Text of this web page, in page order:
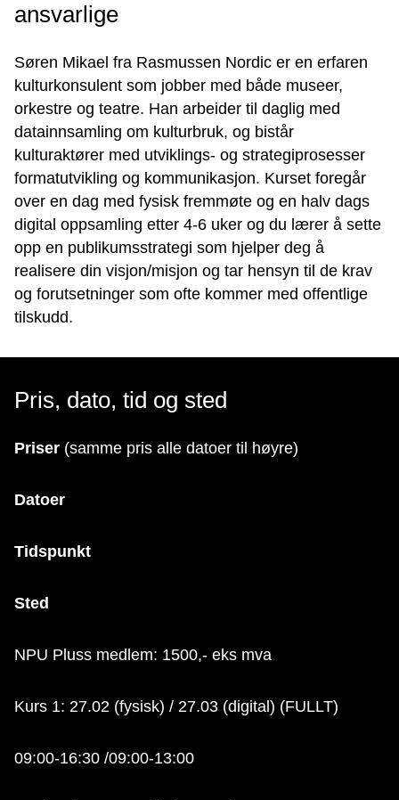
ansvarlige
Søren Mikael fra Rasmussen Nordic er en erfaren
kulturkonsulent som jobber med både museer,
orkestre og teatre. Han arbeider til daglig med
datainnsamling om kulturbruk, og bistår
kulturaktører med utviklings- og strategiprosesser
formatutvikling og kommunikasjon. Kurset foregår
over en dag med fysisk fremmøte og en halv dags
digital oppsamling etter 4-6 uker og du lærer å sette
opp en publikumsstrategi som hjelper deg å
realisere din visjon/misjon og tar hensyn til de krav
og forutsetninger som ofte kommer med offentlige
tilskudd.
Pris, dato, tid og sted
Priser (samme pris alle datoer til høyre)
Datoer
Tidspunkt
Sted
NPU Pluss medlem: 1500,- eks mva
Kurs 1: 27.02 (fysisk) / 27.03 (digital) (FULLT)
09:00-16:30 /09:00-13:00